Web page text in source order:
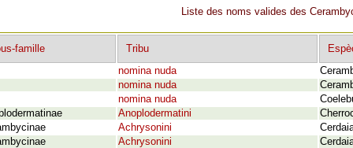
Liste des noms valides des
famille Tribu
nomina nuda
nomina nuda
nomina nuda
Anoplodermatini
Achrysonini
Achrysonini